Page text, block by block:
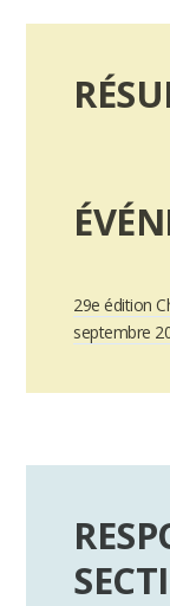
29e édition
septembre